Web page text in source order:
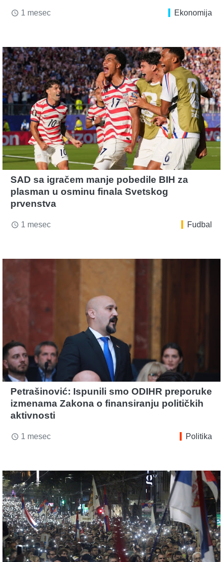
access_time 1 mesec Ekonomija
SAD sa igračem manje pobedile BIH za
plasman u osminu finala Svetskog
prvenstva
access_time 1 mesec Fudbal
Petrašinović: Ispunili smo ODIHR preporuke
izmenama Zakona o finansiranju političkih
aktivnosti
access_time 1 mesec Politika